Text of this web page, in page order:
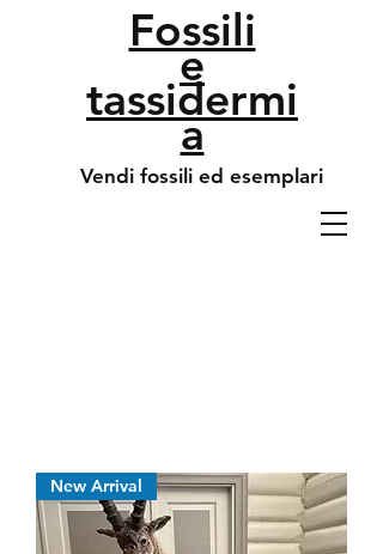
Fossili
e
tassidermi
a
Vendi fossili ed esemplari
New Arrival